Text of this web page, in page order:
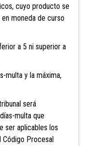
cuyo producto se
moneda de curso
a 5 ni superior a
multa y la máxima,
será
multa que
ser aplicables los
Código Procesal